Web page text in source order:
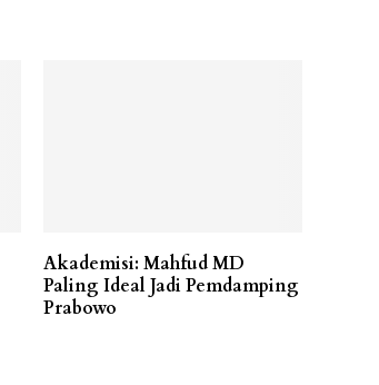
Akademisi: Mahfud MD
Paling Ideal Jadi Pemdamping
Prabowo